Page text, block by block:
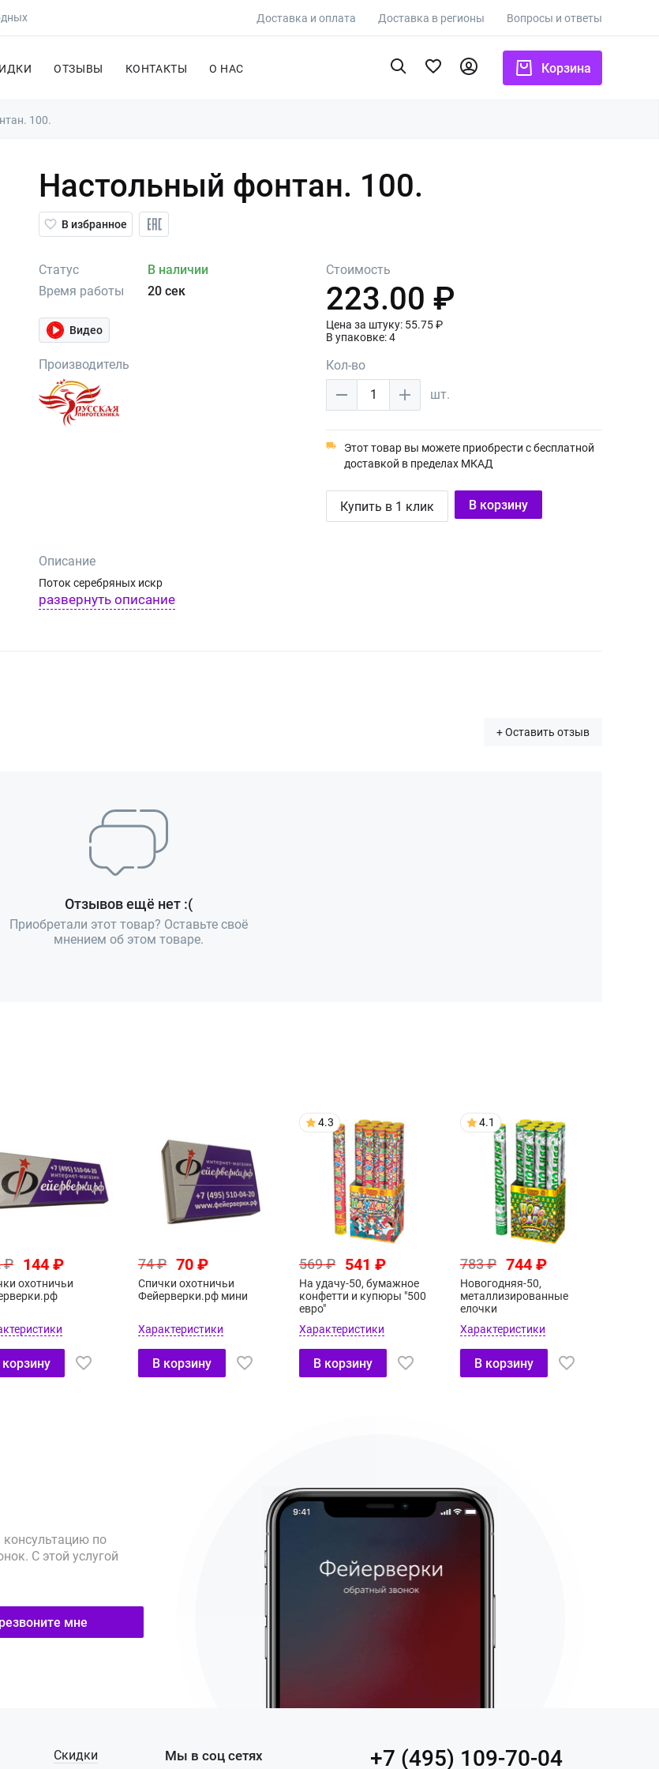
Доставка и оплата Доставка в регионы Вопросы и ответы
ОТЗЫВЫ КОНТАКТЫ О НАС Корзина
100.
Настольный фонтан. 100.
В избранное
Статус
В наличии
Время работы
20 сек
Видео
Производитель
Стоимость
223.00 ₽
Цена за штуку: 55.75 ₽
В упаковке: 4
Кол-во
1
шт.
Этот товар вы можете приобрести с бесплатной
доставкой в пределах МКАД
Купить в 1 клик В корзину
Описание
Поток серебряных искр
развернуть описание
+ Оставить отзыв
Отзывов ещё нет :(
Приобретали этот товар? Оставьте своё
мнением об этом товаре.
₽ 144 ₽
охотничьи
74 ₽ 70 ₽
Спички охотничьи
Фейерверки.рф мини
Характеристики
В корзину
4.3
569 ₽ 541 ₽
На удачу-50, бумажное
конфетти и купюры "500
евро"
Характеристики
В корзину
4.1
783 ₽ 744 ₽
Новогодняя-50,
металлизированные
елочки
Характеристики
В корзину
по
С этой услугой
мне
Скидки Мы в соц сетях +7 (495) 109-70-04